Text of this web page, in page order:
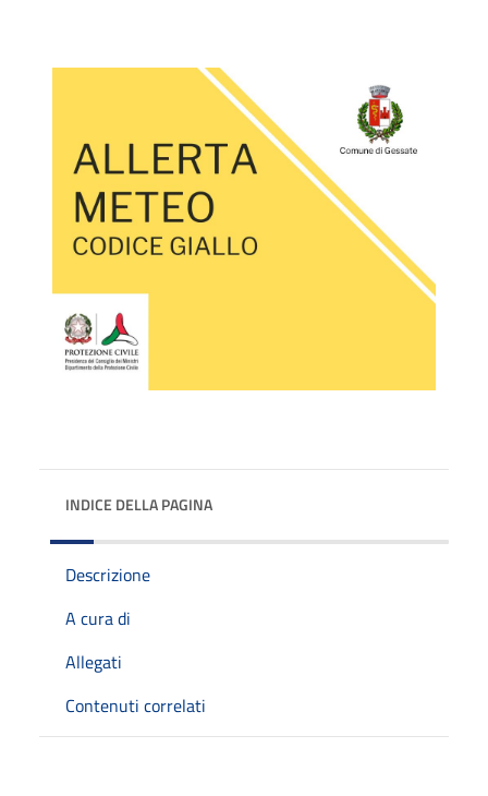
INDICE DELLA PAGINA
Descrizione
A cura di
Allegati
Contenuti correlati